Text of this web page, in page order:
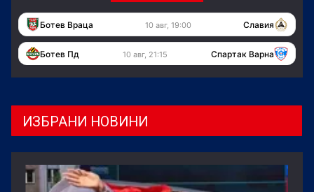
Ботев Враца 10 авг, 19:00 Славия
Ботев Пд 10 авг, 21:15 Спартак Варна
ИЗБРАНИ НОВИНИ